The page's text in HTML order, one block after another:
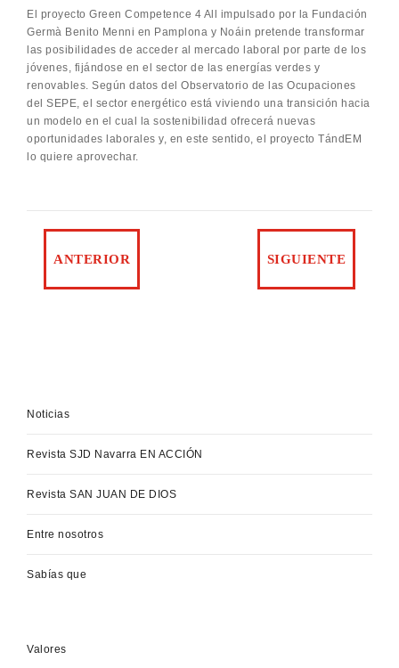
El proyecto Green Competence 4 All impulsado por la Fundación
Germà Benito Menni en Pamplona y Noáin pretende transformar
las posibilidades de acceder al mercado laboral por parte de los
jóvenes, fijándose en el sector de las energías verdes y
renovables. Según datos del Observatorio de las Ocupaciones
del SEPE, el sector energético está viviendo una transición hacia
un modelo en el cual la sostenibilidad ofrecerá nuevas
oportunidades laborales y, en este sentido, el proyecto TándEM
lo quiere aprovechar.
Noticias
Revista SJD Navarra EN ACCIÓN
Revista SAN JUAN DE DIOS
Entre nosotros
Sabías que
Valores